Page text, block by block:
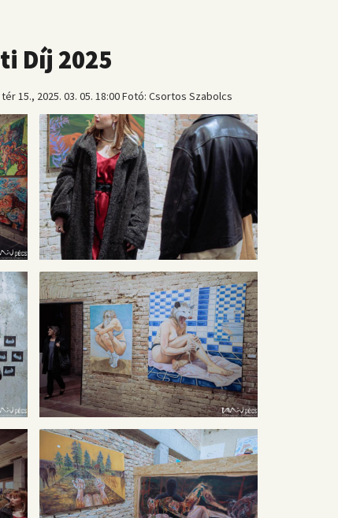
Díj 2025
15., 2025. 03. 05. 18:00 Fotó: Csortos Szabolcs